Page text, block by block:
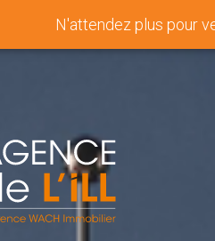
N'attendez plus pour